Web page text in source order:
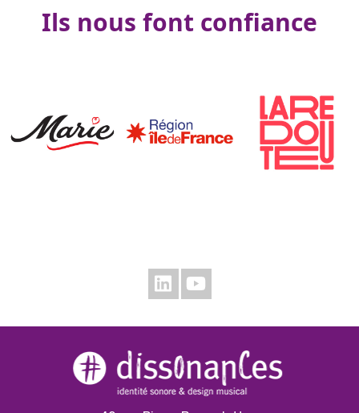
Ils nous font confiance